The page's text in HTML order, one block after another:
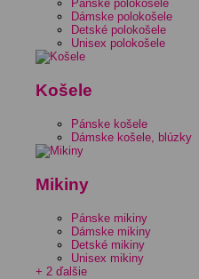
Pánske polokošele
Dámske polokošele
Detské polokošele
Unisex polokošele
Košele
Pánske košele
Dámske košele, blúzky
Mikiny
Pánske mikiny
Dámske mikiny
Detské mikiny
Unisex mikiny
+ 2 ďalšie